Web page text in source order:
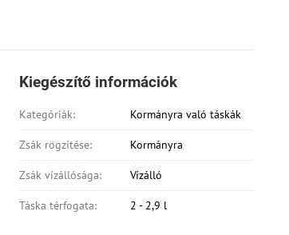
Kiegészítő információk
Kategóriák: Kormányra való táskák
Zsák rögzítése: Kormányra
Zsák vízállósága: Vízálló
Táska térfogata: 2 - 2,9 l